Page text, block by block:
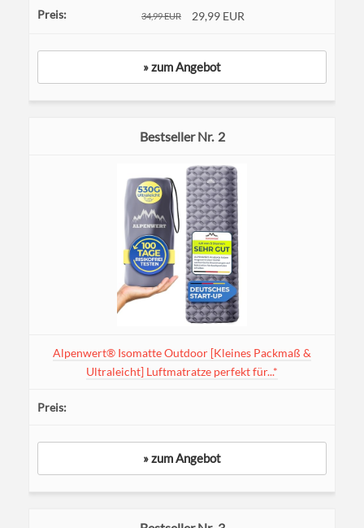
34,99 EUR 29,99 EUR
» zum Angebot
2
Alpenwert® Isomatte Outdoor [Kleines Packmaß &
Ultraleicht] Luftmatratze perfekt für...*
» zum Angebot